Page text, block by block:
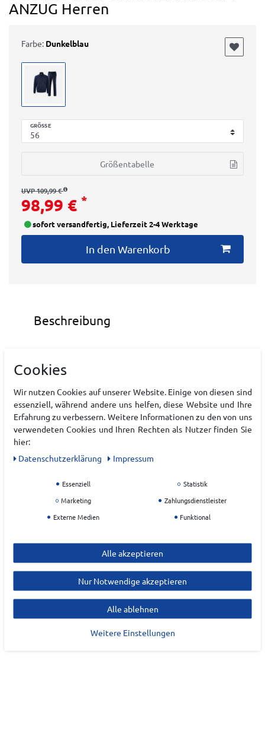
ANZUG Herren
GRÖSSE
Größentabelle
Farbe: Dunkelblau
UVP 109,99 €
98,99 € *
sofort versandfertig, Lieferzeit 2-4 Werktage
In den Warenkorb
Beschreibung
eingesetzter •Breitbund mit innenliegendem
Gummiband •2 Schubtaschen, 1 Ges •Gen •Wohf
•Elastischer Bund mit weitem, regulierbarem
Kordelzug •2 Schubtaschen •2 Schubtaschen
Art.-ID:22202209
Materialzusammensetzung: 64% Polyester, 36%
Hersteller
EU Verantwortlicher
Heimbolweg4
72459Albstadt
info@schneider-sportswear.de
Cookies
Wir nutzen Cookies auf unserer Website. Einige von diesen sind
essenziell, während andere uns helfen, diese Website und Ihre
Erfahrung zu verbessern. Weitere Informationen zu den von uns
verwendeten Cookies und Ihren Rechten als Nutzer finden Sie
hier:
Daten­schutz­erklärung
Impressum
Essenziell
Statistik
Marketing
Zahlungsdienstleister
Externe Medien
Funktional
Alle akzeptieren
Nur Notwendige akzeptieren
Alle ablehnen
Weitere Einstellungen